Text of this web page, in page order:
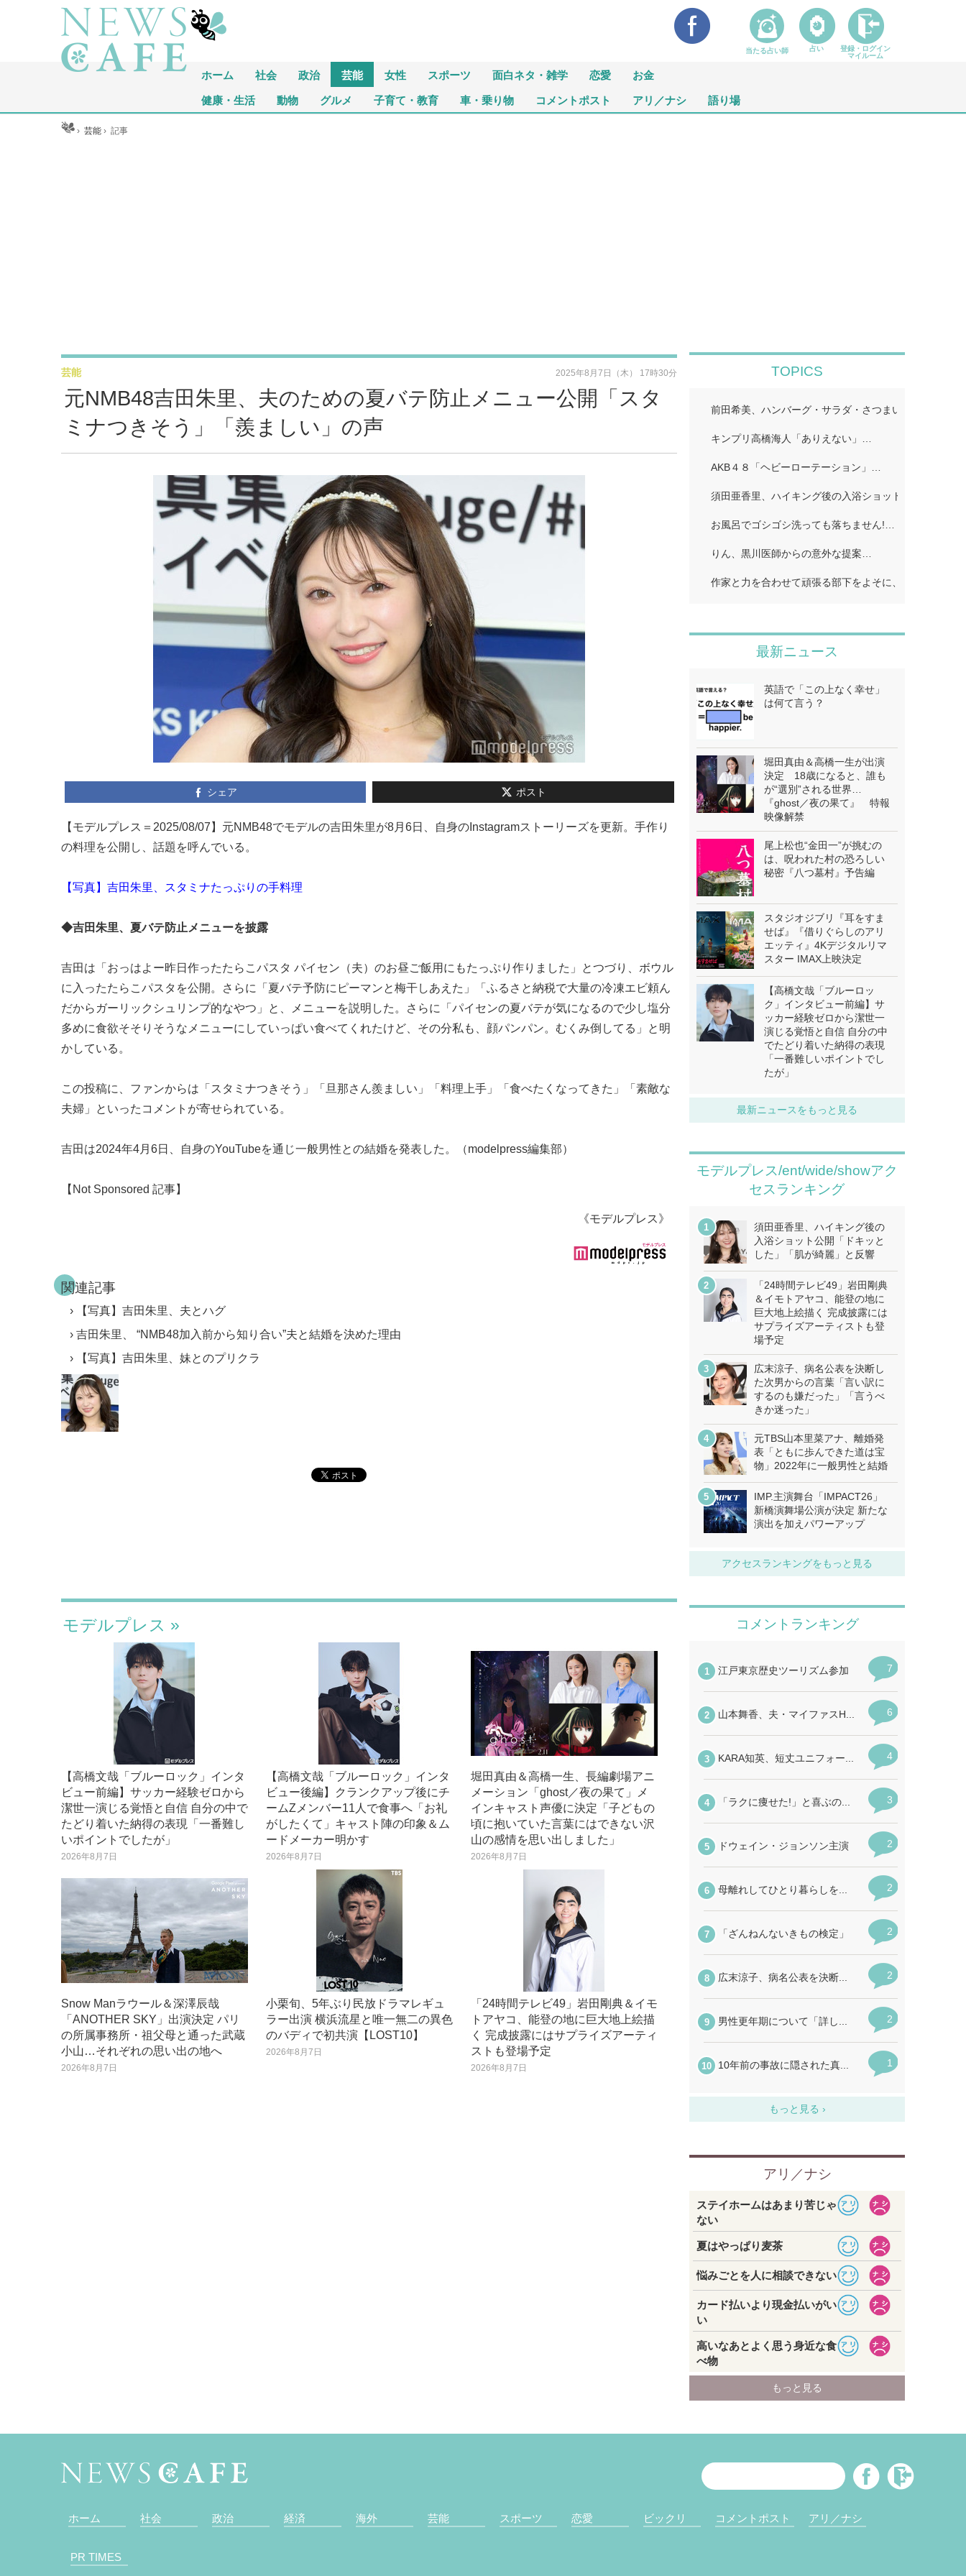
ホーム 社会 政治 芸能 女性 スポーツ 面白ネタ・雑学 恋愛 お金
健康・生活 動物 グルメ 子育て・教育 車・乗り物 コメントポスト アリ／ナシ 語り場
ホーム ›芸能 ›記事
元NMB48吉田朱里、夫のための夏バテ防止メニュー公開「スタ
ミナつきそう」「羨ましい」の声
芸能 2025年8月7日（木） 17時30分
シェア ポスト
【モデルプレス＝2025/08/07】元NMB48でモデルの吉田朱里が8月6日、自身のInstagramストーリーズを更新。手作り
の料理を公開し、話題を呼んでいる。
【写真】吉田朱里、スタミナたっぷりの手料理
◆吉田朱里、夏バテ防止メニューを披露
吉田は「おっはよー昨日作ったたらこパスタ パイセン（夫）のお昼ご飯用にもたっぷり作りました」とつづり、ボウル
に入ったたらこパスタを公開。さらに「夏バテ予防にピーマンと梅干しあえた」「ふるさと納税で大量の冷凍エビ頼ん
だからガーリックシュリンプ的なやつ」と、メニューを説明した。さらに「パイセンの夏バテが気になるので少し塩分
多めに食欲そそりそうなメニューにしていっぱい食べてくれたけど、その分私も、顔パンパン。むくみ倒してる」と明
かしている。
この投稿に、ファンからは「スタミナつきそう」「旦那さん羨ましい」「料理上手」「食べたくなってきた」「素敵な
夫婦」といったコメントが寄せられている。
吉田は2024年4月6日、自身のYouTubeを通じ一般男性との結婚を発表した。（modelpress編集部）
【Not Sponsored 記事】
《モデルプレス》
関連記事
【写真】吉田朱里、夫とハグ
吉田朱里、 “NMB48加入前から知り合い”夫と結婚を決めた理由
【写真】吉田朱里、妹とのプリクラ
モデルプレス
【高橋文哉「ブルーロック」インタ
ビュー前編】サッカー経験ゼロから
潔世一演じる覚悟と自信 自分の中で
たどり着いた納得の表現「一番難し
いポイントでしたが」
2026年8月7日
【高橋文哉「ブルーロック」インタ
ビュー後編】クランクアップ後にチ
ームZメンバー11人で食事へ「お礼
がしたくて」キャスト陣の印象＆ム
ードメーカー明かす
2026年8月7日
堀田真由＆高橋一生、長編劇場アニ
メーション「ghost／夜の果て」メ
インキャスト声優に決定「子どもの
頃に抱いていた言葉にはできない沢
山の感情を思い出しました」
2026年8月7日
Snow Manラウール＆深澤辰哉
「ANOTHER SKY」出演決定 パリ
の所属事務所・祖父母と通った武蔵
小山…それぞれの思い出の地へ
2026年8月7日
小栗旬、5年ぶり民放ドラマレギュ
ラー出演 横浜流星と唯一無二の異色
のバディで初共演【LOST10】
2026年8月7日
「24時間テレビ49」岩田剛典＆イモ
トアヤコ、能登の地に巨大地上絵描
く 完成披露にはサプライズアーティ
ストも登場予定
2026年8月7日
TOPICS
前田希美、ハンバーグ・サラダ・さつまいものカナッ
キンプリ高橋海人「ありえない」…
AKB４８「ヘビーローテーション」…
須田亜香里、ハイキング後の入浴ショット公開「ドキ
お風呂でゴシゴシ洗っても落ちません!…
りん、黒川医師からの意外な提案…
作家と力を合わせて頑張る部下をよそに、上司は陰で
最新ニュース
英語で「この上なく幸せ」
は何て言う？
堀田真由＆高橋一生が出演
決定 18歳になると、誰も
が“選別”される世界…
『ghost／夜の果て』 特報
映像解禁
尾上松也“金田一”が挑むの
は、呪われた村の恐ろしい
秘密『八つ墓村』予告編
スタジオジブリ『耳をすま
せば』『借りぐらしのアリ
エッティ』4Kデジタルリマ
スター IMAX上映決定
【高橋文哉「ブルーロッ
ク」インタビュー前編】サ
ッカー経験ゼロから潔世一
演じる覚悟と自信 自分の中
でたどり着いた納得の表現
「一番難しいポイントでし
たが」
最新ニュースをもっと見る
モデルプレス/ent/wide/showアク
セスランキング
須田亜香里、ハイキング後の
入浴ショット公開「ドキッと
した」「肌が綺麗」と反響
「24時間テレビ49」岩田剛典
＆イモトアヤコ、能登の地に
巨大地上絵描く 完成披露には
サプライズアーティストも登
場予定
広末涼子、病名公表を決断し
た次男からの言葉「言い訳に
するのも嫌だった」「言うべ
きか迷った」
元TBS山本里菜アナ、離婚発
表「ともに歩んできた道は宝
物」2022年に一般男性と結婚
IMP.主演舞台「IMPACT26」
新橋演舞場公演が決定 新たな
演出を加えパワーアップ
アクセスランキングをもっと見る
ホーム 社会 政治 経済 海外 芸能 スポーツ 恋愛 ビックリ コメントポスト アリ／ナシ
PR TIMES
当たる占い師 占い
登録・ログイン
マイルーム